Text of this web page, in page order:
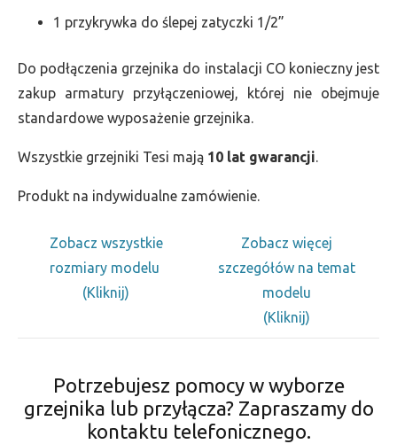
1 przykrywka do ślepej zatyczki 1/2”
Do podłączenia grzejnika do instalacji CO konieczny jest
zakup armatury przyłączeniowej, której nie obejmuje
standardowe wyposażenie grzejnika.
Wszystkie grzejniki Tesi mają 10 lat gwarancji.
Produkt na indywidualne zamówienie.
Zobacz wszystkie
rozmiary modelu
(Kliknij)
Zobacz więcej
szczegółów na temat
modelu
(Kliknij)
Potrzebujesz pomocy w wyborze
grzejnika lub przyłącza? Zapraszamy do
kontaktu telefonicznego.